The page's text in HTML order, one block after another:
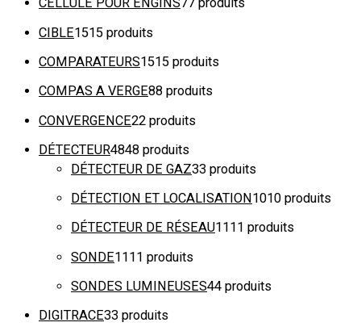
CELLULE POUR ENGINS77 produits
CIBLE1515 produits
COMPARATEURS1515 produits
COMPAS A VERGE88 produits
CONVERGENCE22 produits
DÉTECTEUR4848 produits
DÉTECTEUR DE GAZ33 produits
DÉTECTION ET LOCALISATION1010 produits
DÉTECTEUR DE RÉSEAU11 11 produits
SONDE1111 produits
SONDES LUMINEUSES44 produits
DIGITRACE33 produits